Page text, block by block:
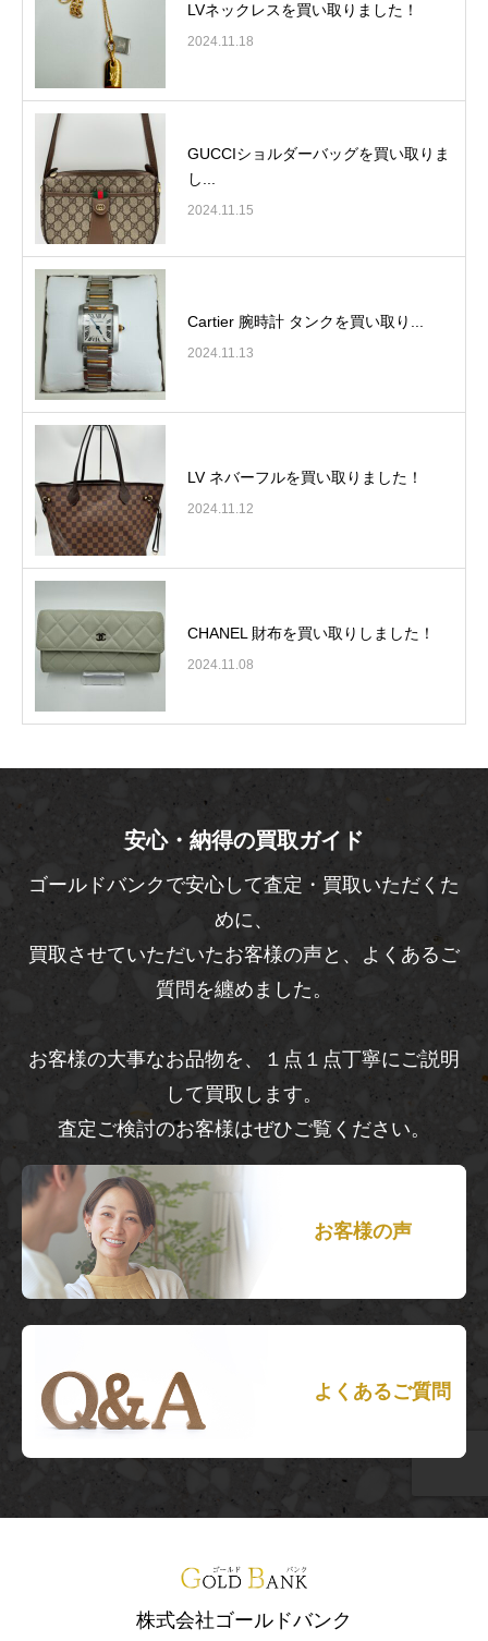
LVネックレスを買い取りました！
2024.11.18
GUCCIショルダーバッグを買い取りま
し...
2024.11.15
Cartier 腕時計 タンクを買い取り...
2024.11.13
LV ネバーフルを買い取りました！
2024.11.12
CHANEL 財布を買い取りしました！
2024.11.08
安心・納得の買取ガイド
ゴールドバンクで安心して査定・買取いただくた
めに、
買取させていただいたお客様の声と、よくあるご
質問を纏めました。
お客様の大事なお品物を、１点１点丁寧にご説明
して買取します。
査定ご検討のお客様はぜひご覧ください。
お客様の声
よくあるご質問
株式会社ゴールドバンク